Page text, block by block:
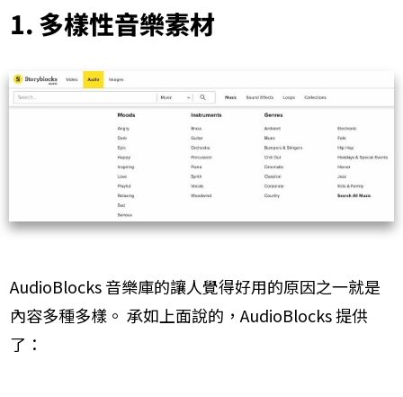
1. 多樣性​音樂素材
​AudioBlocks 音樂庫的讓人覺得好用的原因之一就是
內容多種多樣。 承如上面說的，AudioBlocks 提供
了：